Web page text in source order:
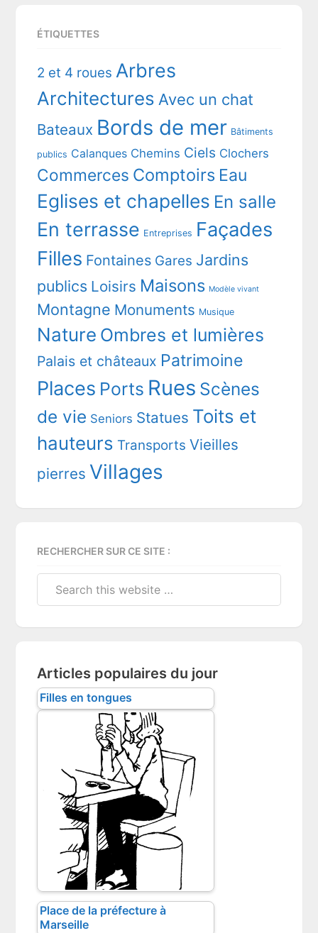
ÉTIQUETTES
2 et 4 roues Arbres
Architectures Avec un chat
Bateaux Bords de mer Bâtiments
publics Calanques Chemins Ciels Clochers
Commerces Comptoirs Eau
Eglises et chapelles En salle
En terrasse Entreprises Façades
Filles Fontaines Gares Jardins
publics Loisirs Maisons Modèle vivant
Montagne Monuments Musique
Nature Ombres et lumières
Palais et châteaux Patrimoine
Places Ports Rues Scènes
de vie Seniors Statues Toits et
hauteurs Transports Vieilles
pierres Villages
RECHERCHER SUR CE SITE :
Articles populaires du jour
Filles en tongues
Place de la préfecture à
Marseille